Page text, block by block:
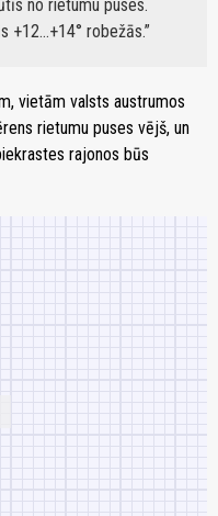
no rietumu puses.
+12…+14° robežās.
vietām valsts austrumos
rietumu puses vējš, un
rajonos būs